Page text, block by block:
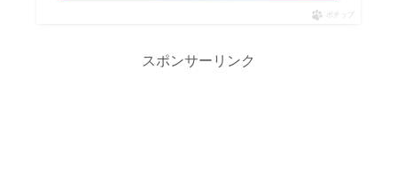
ポチップ
スポンサーリンク